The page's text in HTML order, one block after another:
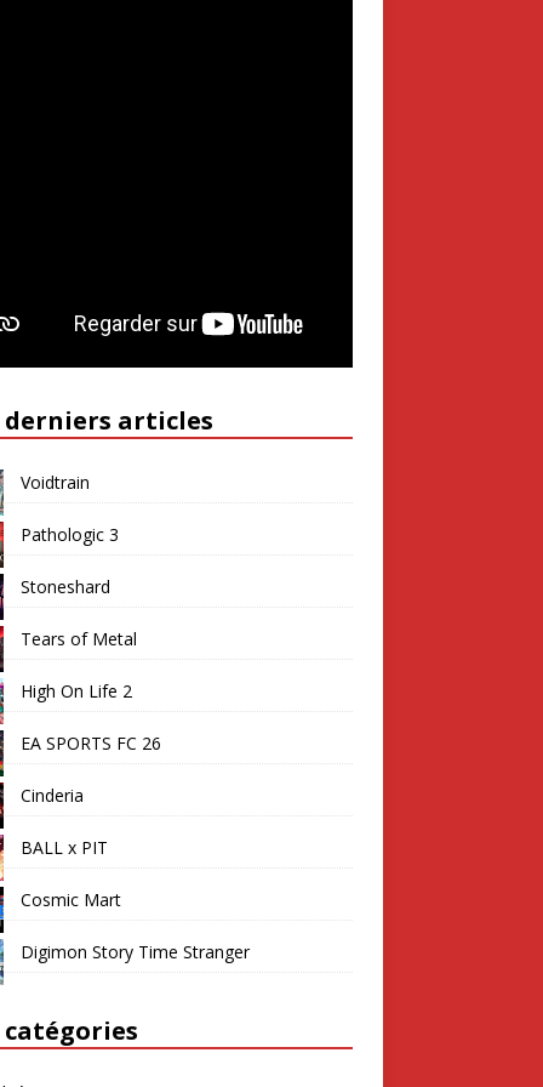
derniers articles
Voidtrain
Pathologic 3
Stoneshard
Tears of Metal
High On Life 2
EA SPORTS FC 26
Cinderia
BALL x PIT
Cosmic Mart
Digimon Story Time Stranger
catégories